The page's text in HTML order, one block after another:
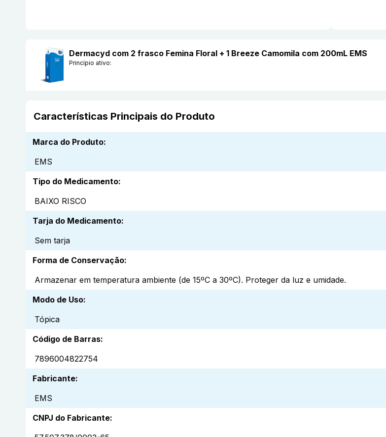
Dermacyd com 2 frasco Femina Floral + 1 Breeze Camomila com 200mL EMS
Princípio ativo:
Características Principais do Produto
Marca do Produto:
EMS
Tipo do Medicamento:
BAIXO RISCO
Tarja do Medicamento:
Sem tarja
Forma de Conservação:
Armazenar em temperatura ambiente (de 15ºC a 30ºC). Proteger da luz e umidade.
Modo de Uso:
Tópica
Código de Barras:
7896004822754
Fabricante:
EMS
CNPJ do Fabricante: